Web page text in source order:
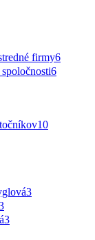
firmy6
6
10
3
3